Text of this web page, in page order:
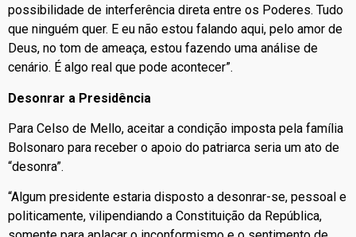
possibilidade de interferência direta entre os Poderes. Tudo
que ninguém quer. E eu não estou falando aqui, pelo amor de
Deus, no tom de ameaça, estou fazendo uma análise de
cenário. É algo real que pode acontecer”.
Desonrar a Presidência
Para Celso de Mello, aceitar a condição imposta pela família
Bolsonaro para receber o apoio do patriarca seria um ato de
“desonra”.
“Algum presidente estaria disposto a desonrar-se, pessoal e
politicamente, vilipendiando a Constituição da República,